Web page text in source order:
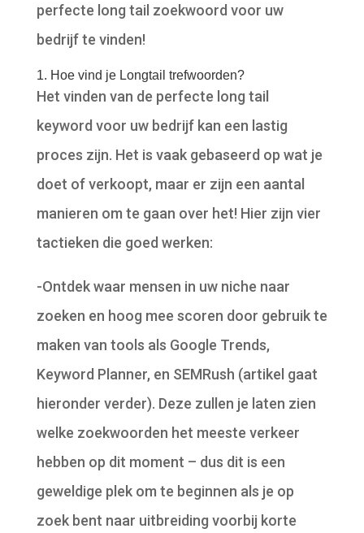
perfecte long tail zoekwoord voor uw
bedrijf te vinden!
1. Hoe vind je Longtail trefwoorden?
Het vinden van de perfecte long tail
keyword voor uw bedrijf kan een lastig
proces zijn. Het is vaak gebaseerd op wat je
doet of verkoopt, maar er zijn een aantal
manieren om te gaan over het! Hier zijn vier
tactieken die goed werken:
-Ontdek waar mensen in uw niche naar
zoeken en hoog mee scoren door gebruik te
maken van tools als Google Trends,
Keyword Planner, en SEMRush (artikel gaat
hieronder verder). Deze zullen je laten zien
welke zoekwoorden het meeste verkeer
hebben op dit moment – dus dit is een
geweldige plek om te beginnen als je op
zoek bent naar uitbreiding voorbij korte